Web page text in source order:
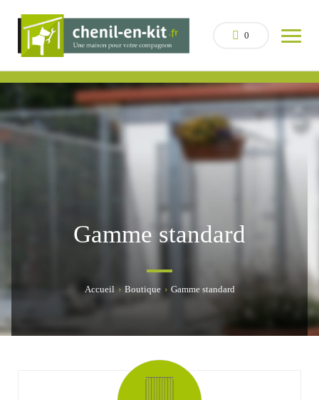
0
Gamme standard
Accueil › Boutique › Gamme standard